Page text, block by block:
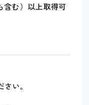
む）以上取得可
い。